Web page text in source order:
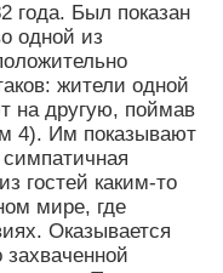
года. Был показан
одной из
жители одной
на другую, поймав
4). Им показывают
гостей каким-то
мире, где
Оказывается
захваченной